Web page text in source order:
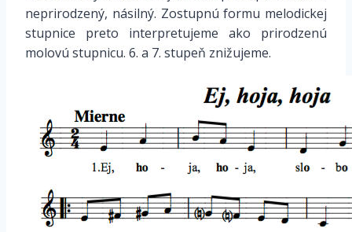
neprirodzený, násilný. Zostupnú formu melodickej
stupnice preto interpretujeme ako prirodzenú
molovú stupnicu. 6. a 7. stupeň znižujeme.